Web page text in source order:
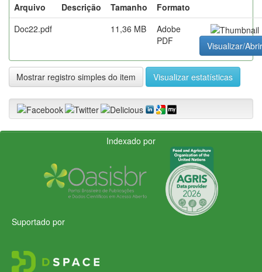
Arquivo
Descrição Tamanho
Formato
Doc22.pdf
11,36 MB
Adobe
PDF
Visualizar/Abrir
Mostrar registro simples do item Visualizar estatísticas
Indexado por
Suportado por